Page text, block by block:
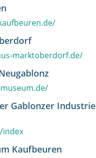
marktoberdorf.de/
Gablonzer Industrie
index
Kaufbeuren